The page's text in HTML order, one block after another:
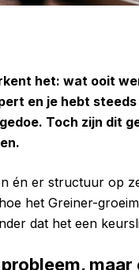
het: wat ooit
en je hebt
Toch zijn dit
én er structuur op
het Greiner-
dat het een
maar